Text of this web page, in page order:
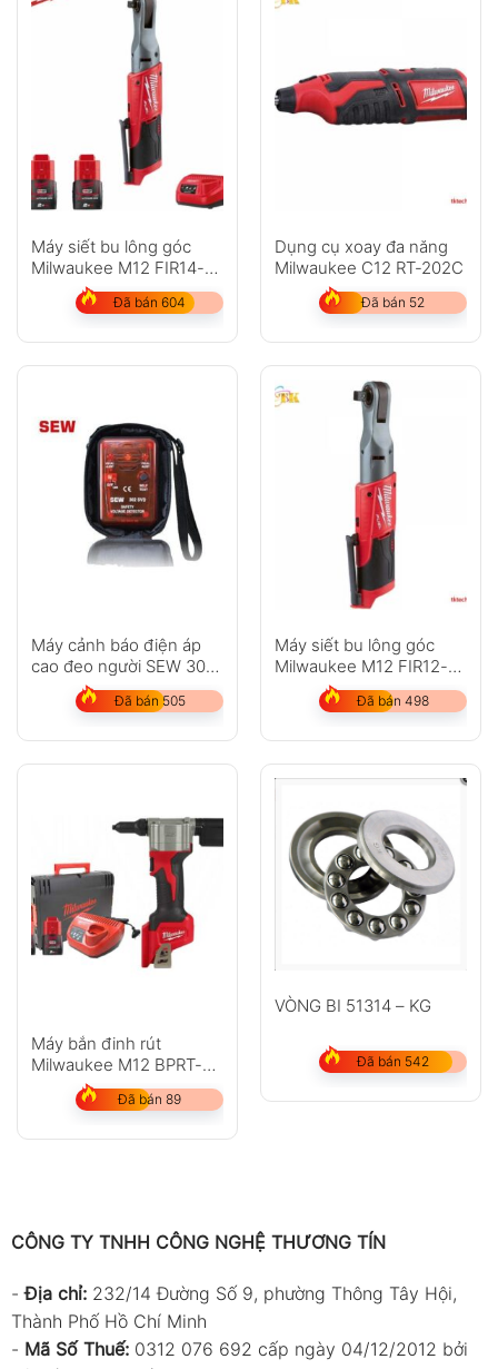
Máy siết bu lông góc
Milwaukee M12 FIR14-
Đã bán 604
Dụng cụ xoay đa năng
Milwaukee C12 RT-202C
Đã bán 52
Máy cảnh báo điện áp
cao đeo người SEW 302
Đã bán 505
Máy siết bu lông góc
Milwaukee M12 FIR12-
Đã bán 498
Máy bắn đinh rút
Milwaukee M12 BPRT-
Đã bán 89
VÒNG BI 51314 – KG
Đã bán 542
CÔNG TY TNHH CÔNG NGHỆ THƯƠNG TÍN
-Địa chỉ: 232/14 Đường Số 9, phường Thông Tây Hội,
Thành Phố Hồ Chí Minh
- Mã Số Thuế: 0312 076 692 cấp ngày 04/12/2012 bởi